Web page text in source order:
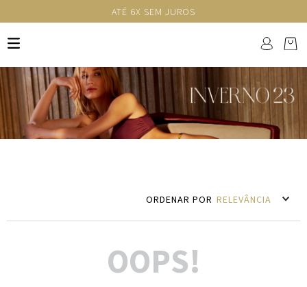
ATÉ 6X SEM JUROS
RELEVÂNCIA
OOPS!